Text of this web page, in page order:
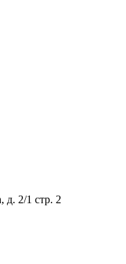
д. 2/1 стр. 2